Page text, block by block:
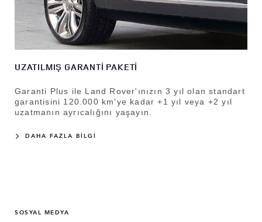
UZATILMIŞ GARANTİ PAKETİ
Garanti Plus ile Land Rover'ınızın 3 yıl olan standart
garantisini 120.000 km'ye kadar +1 yıl veya +2 yıl
uzatmanın ayrıcalığını yaşayın.
DAHA FAZLA BİLGİ
SOSYAL MEDYA